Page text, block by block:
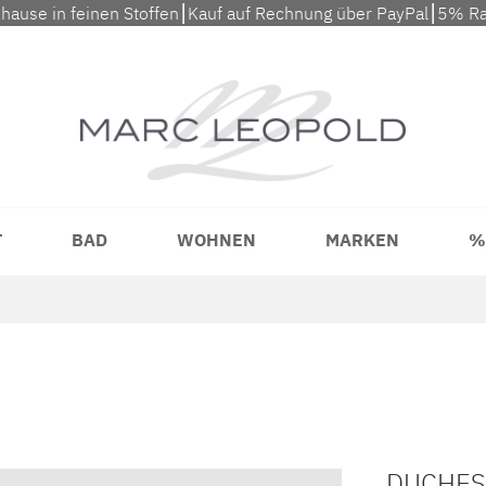
in feinen Stoffen⎮Kauf auf Rechnung über PayPal⎮5%
BAD WOHNEN MARKEN